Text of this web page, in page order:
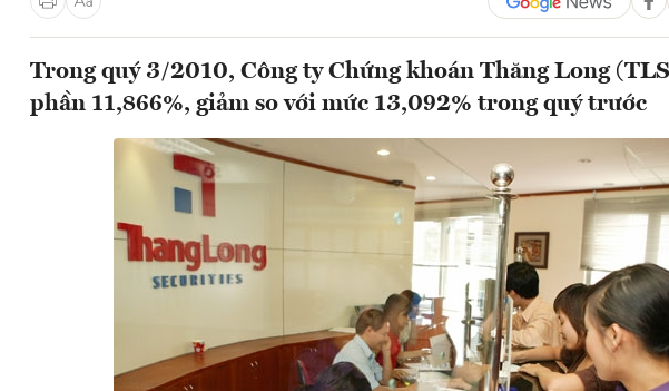
Trong quý 3/2010, Công ty Chứng khoán Thăng Long
phần 11,866%, giảm so với mức 13,092% trong quý trước